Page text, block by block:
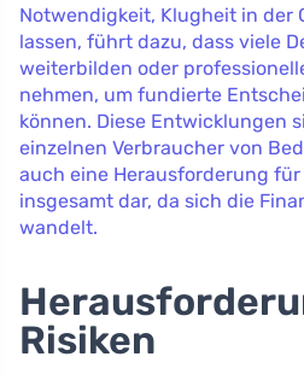
Notwendigkeit, Klugheit in der
lassen, führt dazu, dass viele
weiterbilden oder
nehmen, um fundierte
können. Diese Entwicklungen
einzelnen Verbraucher von
auch eine Herausforderung
insgesamt dar, da sich die
wandelt.
Risiken